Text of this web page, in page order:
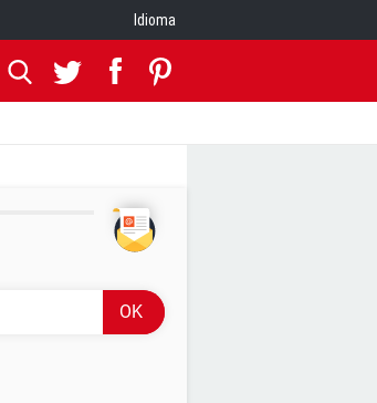
Idioma